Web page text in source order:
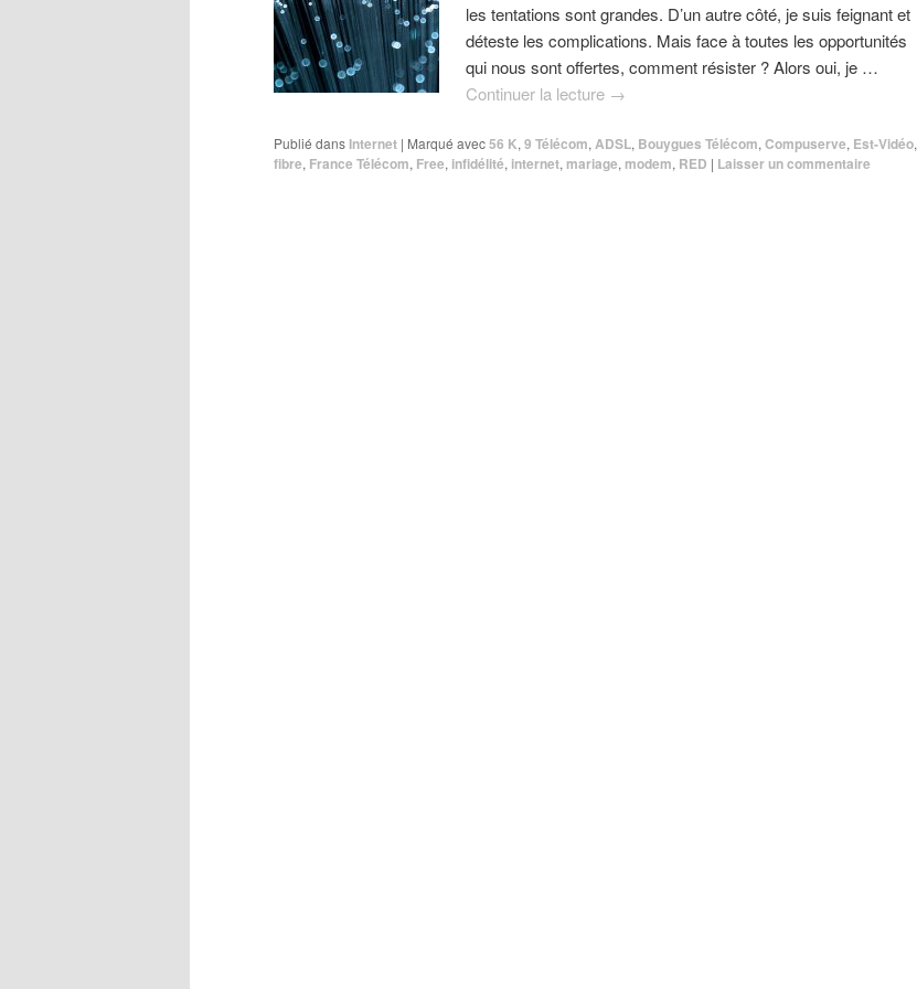
les tentations sont grandes. D’un autre côté, je suis feignant et
déteste les complications. Mais face à toutes les opportunités
qui nous sont offertes, comment résister ? Alors oui, je …
Continuer la lecture →
Publié dans Internet | Marqué avec56 K, 9 Télécom, ADSL, Bouygues Télécom, Compuserve, Est-Vidéo,
fibre, France Télécom, Free, infidélité, internet, mariage, modem, RED | Laisser un commentaire